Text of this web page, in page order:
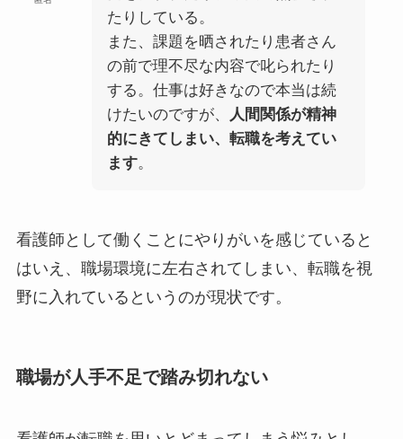
たりしている。
また、課題を晒されたり患者さん
の前で理不尽な内容で叱られたり
する。仕事は好きなので本当は続
けたいのですが、
人間関係が精神
的にきてしまい、転職を考えてい
ます。
看護師として働くことにやりがいを感じていると
はいえ、職場環境に左右されてしまい、転職を視
野に入れているというのが現状です。
職場が人手不足で踏み切れない